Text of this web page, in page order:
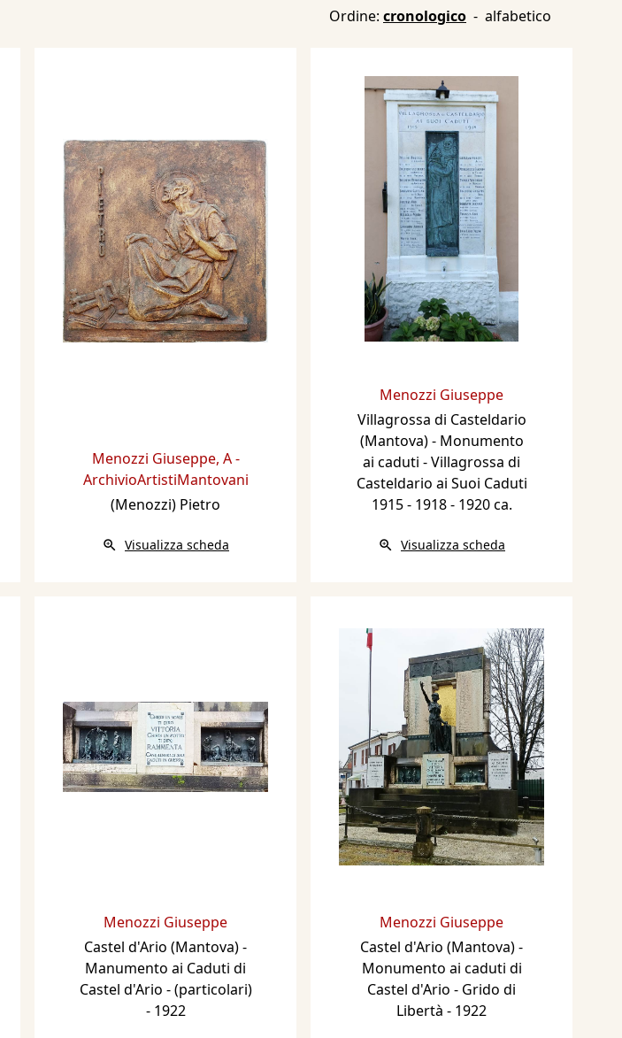
Ordine: cronologico - alfabetico
Menozzi Giuseppe, A -
ArchivioArtistiMantovani
(Menozzi) Pietro
Visualizza scheda
Menozzi Giuseppe
Villagrossa di Casteldario
(Mantova) - Monumento
ai caduti - Villagrossa di
Casteldario ai Suoi Caduti
1915 - 1918- 1920 ca.
Visualizza scheda
Menozzi Giuseppe
Castel d'Ario (Mantova) -
Manumento ai Caduti di
Castel d'Ario - (particolari)
- 1922
Menozzi Giuseppe
Castel d'Ario (Mantova) -
Monumento ai caduti di
Castel d'Ario - Grido di
Libertà - 1922